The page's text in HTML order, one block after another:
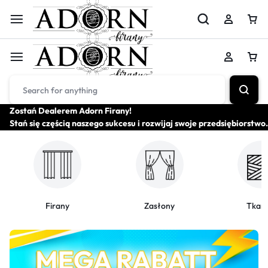
Zostań Dealerem Adorn Firany!
Stań się częścią naszego sukcesu i rozwijaj swoje przedsiębiorstwo.
Firany Zasłony